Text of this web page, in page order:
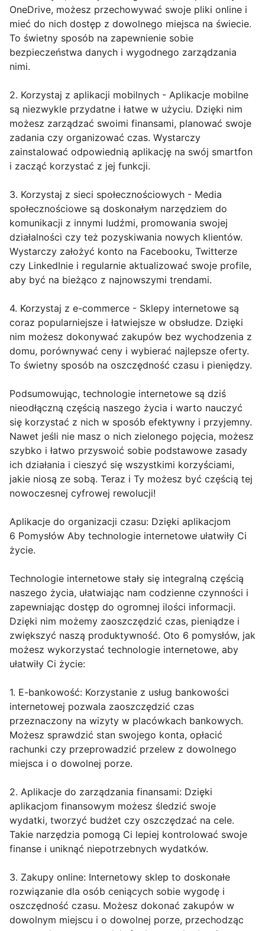
OneDrive, możesz przechowywać swoje pliki online i
mieć do nich dostęp z dowolnego miejsca na świecie.
To świetny sposób na zapewnienie sobie
bezpieczeństwa danych i wygodnego zarządzania
nimi.
2. Korzystaj z aplikacji mobilnych - Aplikacje mobilne
są niezwykle przydatne i łatwe w użyciu. Dzięki nim
możesz zarządzać swoimi finansami, planować swoje
zadania czy organizować czas. Wystarczy
zainstalować odpowiednią aplikację na swój smartfon
i zacząć korzystać z jej funkcji.
3. Korzystaj z sieci społecznościowych - Media
społecznościowe są doskonałym narzędziem do
komunikacji z innymi ludźmi, promowania swojej
działalności czy też pozyskiwania nowych klientów.
Wystarczy założyć konto na Facebooku, Twitterze
czy LinkedInie i regularnie aktualizować swoje profile,
aby być na bieżąco z najnowszymi trendami.
4. Korzystaj z e-commerce - Sklepy internetowe są
coraz popularniejsze i łatwiejsze w obsłudze. Dzięki
nim możesz dokonywać zakupów bez wychodzenia z
domu, porównywać ceny i wybierać najlepsze oferty.
To świetny sposób na oszczędność czasu i pieniędzy.
Podsumowując, technologie internetowe są dziś
nieodłączną częścią naszego życia i warto nauczyć
się korzystać z nich w sposób efektywny i przyjemny.
Nawet jeśli nie masz o nich zielonego pojęcia, możesz
szybko i łatwo przyswoić sobie podstawowe zasady
ich działania i cieszyć się wszystkimi korzyściami,
jakie niosą ze sobą. Teraz i Ty możesz być częścią tej
nowoczesnej cyfrowej rewolucji!
Aplikacje do organizacji czasu: Dzięki aplikacjom
6 Pomysłów Aby technologie internetowe ułatwiły Ci
życie.
Technologie internetowe stały się integralną częścią
naszego życia, ułatwiając nam codzienne czynności i
zapewniając dostęp do ogromnej ilości informacji.
Dzięki nim możemy zaoszczędzić czas, pieniądze i
zwiększyć naszą produktywność. Oto 6 pomysłów, jak
możesz wykorzystać technologie internetowe, aby
ułatwiły Ci życie:
1. E-bankowość: Korzystanie z usług bankowości
internetowej pozwala zaoszczędzić czas
przeznaczony na wizyty w placówkach bankowych.
Możesz sprawdzić stan swojego konta, opłacić
rachunki czy przeprowadzić przelew z dowolnego
miejsca i o dowolnej porze.
2. Aplikacje do zarządzania finansami: Dzięki
aplikacjom finansowym możesz śledzić swoje
wydatki, tworzyć budżet czy oszczędzać na cele.
Takie narzędzia pomogą Ci lepiej kontrolować swoje
finanse i uniknąć niepotrzebnych wydatków.
3. Zakupy online: Internetowy sklep to doskonałe
rozwiązanie dla osób ceniących sobie wygodę i
oszczędność czasu. Możesz dokonać zakupów w
dowolnym miejscu i o dowolnej porze, przechodząc